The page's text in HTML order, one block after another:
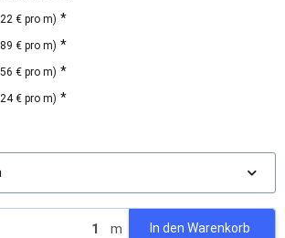
€ pro m) *
€ pro m) *
€ pro m) *
€ pro m) *
m In den Warenkorb